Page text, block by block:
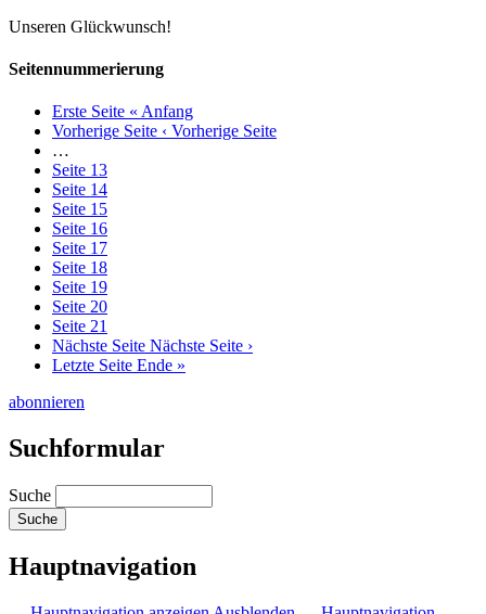
Unseren Glückwunsch!
Seitennummerierung
Erste Seite « Anfang
Vorherige Seite ‹ Vorherige Seite
…
Seite 13
Seite 14
Seite 15
Seite 16
Seite 17
Seite 18
Seite 19
Seite 20
Seite 21
Nächste Seite Nächste Seite ›
Letzte Seite Ende »
abonnieren
Suchformular
Suche
Hauptnavigation